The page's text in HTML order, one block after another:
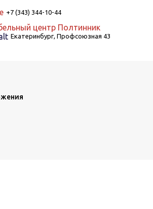
+7 (343) 344-10-44
Екатеринбург, Профсоюзная 43